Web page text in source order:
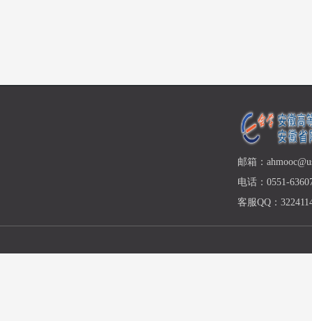
邮箱：
电话：0551-
客服QQ：